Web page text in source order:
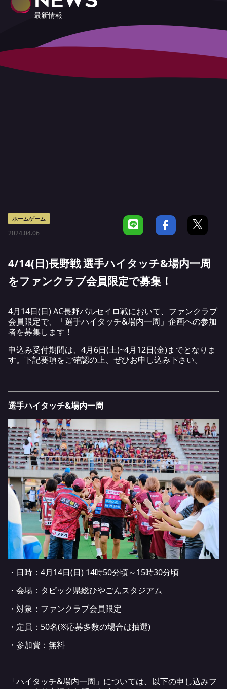
最新情報
ホームゲーム
2024.04.06
4/14(日)長野戦 選手ハイタッチ&場内一周
をファンクラブ会員限定で募集！
4月14日(日) AC長野パルセイロ戦において、ファンクラブ
会員限定で、「選手ハイタッチ&場内一周」企画への参加
者を募集します！
申込み受付期間は、4月6日(土)~4月12日(金)までとなりま
す。下記要項をご確認の上、ぜひお申し込み下さい。
選手ハイタッチ&場内一周
・日時：4月14日(日) 14時50分頃～15時30分頃
・会場：タピック県総ひやごんスタジアム
・対象：ファンクラブ会員限定
・定員：50名(※応募多数の場合は抽選)
・参加費：無料
「ハイタッチ&場内一周」については、以下の申し込みフ